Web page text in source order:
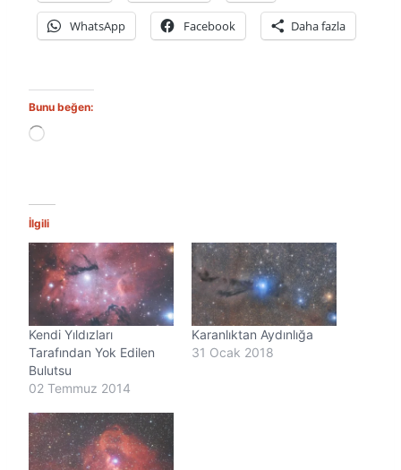
WhatsApp Facebook Daha fazla
Bunu beğen:
Y
n
y
o
r
.
.
İlgili
Kendi Yıldızları
Tarafından Yok Edilen
Bulutsu
02 Temmuz 2014
Karanlıktan Aydınlığa
31 Ocak 2018